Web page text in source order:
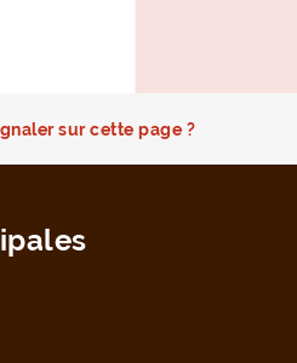
sur cette page ?